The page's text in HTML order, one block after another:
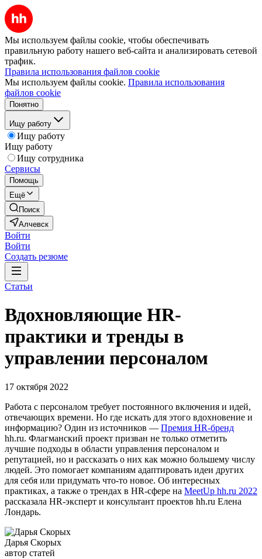
Мы используем файлы cookie, чтобы обеспечивать
правильную работу нашего веб-сайта и анализировать сетевой
трафик.
Правила использования файлов cookie
Мы используем файлы cookie. Правила использования
файлов cookie
Понятно
Ищу работу
Ищу работу
Ищу работу
Ищу сотрудника
Сервисы
Помощь
Ещё
Поиск
Алчевск
Войти
Войти
Создать резюме
Статьи
Вдохновляющие HR-
практики и тренды в
управлении персоналом
17 октября 2022
Работа с персоналом требует постоянного включения и идей,
отвечающих времени. Но где искать для этого вдохновение и
информацию? Один из источников — Премия HR-бренд
hh.ru. Флагманский проект призван не только отметить
лучшие подходы в области управления персоналом и
репутацией, но и рассказать о них как можно большему числу
людей. Это помогает компаниям адаптировать идеи других
для себя или придумать что-то новое. Об интересных
практиках, а также о трендах в HR-сфере на MeetUp hh.ru 2022
рассказала HR-эксперт и консультант проектов hh.ru Елена
Лондарь.
Дарья Скорых
автор статей